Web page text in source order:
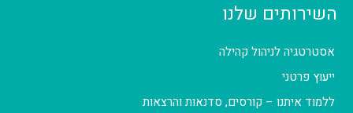
השירותים שלנו
אסטרטגיה לניהול קהילה
ייעוץ פרטני
ללמוד איתנו – קורסים, סדנאות והרצאות